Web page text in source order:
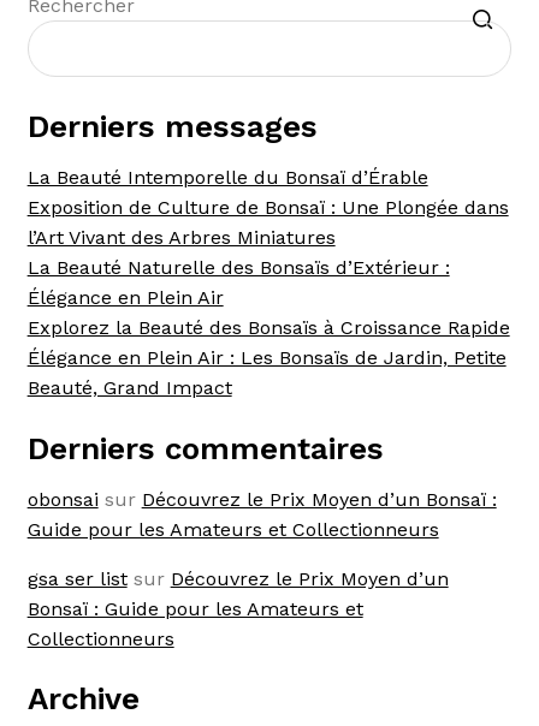
Rechercher
Recherche
Derniers messages
La Beauté Intemporelle du Bonsaï d’Érable
Exposition de Culture de Bonsaï : Une Plongée dans
l’Art Vivant des Arbres Miniatures
La Beauté Naturelle des Bonsaïs d’Extérieur :
Élégance en Plein Air
Explorez la Beauté des Bonsaïs à Croissance Rapide
Élégance en Plein Air : Les Bonsaïs de Jardin, Petite
Beauté, Grand Impact
Derniers commentaires
obonsai sur Découvrez le Prix Moyen d’un Bonsaï :
Guide pour les Amateurs et Collectionneurs
gsa ser listsur Découvrez le Prix Moyen d’un
Bonsaï : Guide pour les Amateurs et
Collectionneurs
Archive